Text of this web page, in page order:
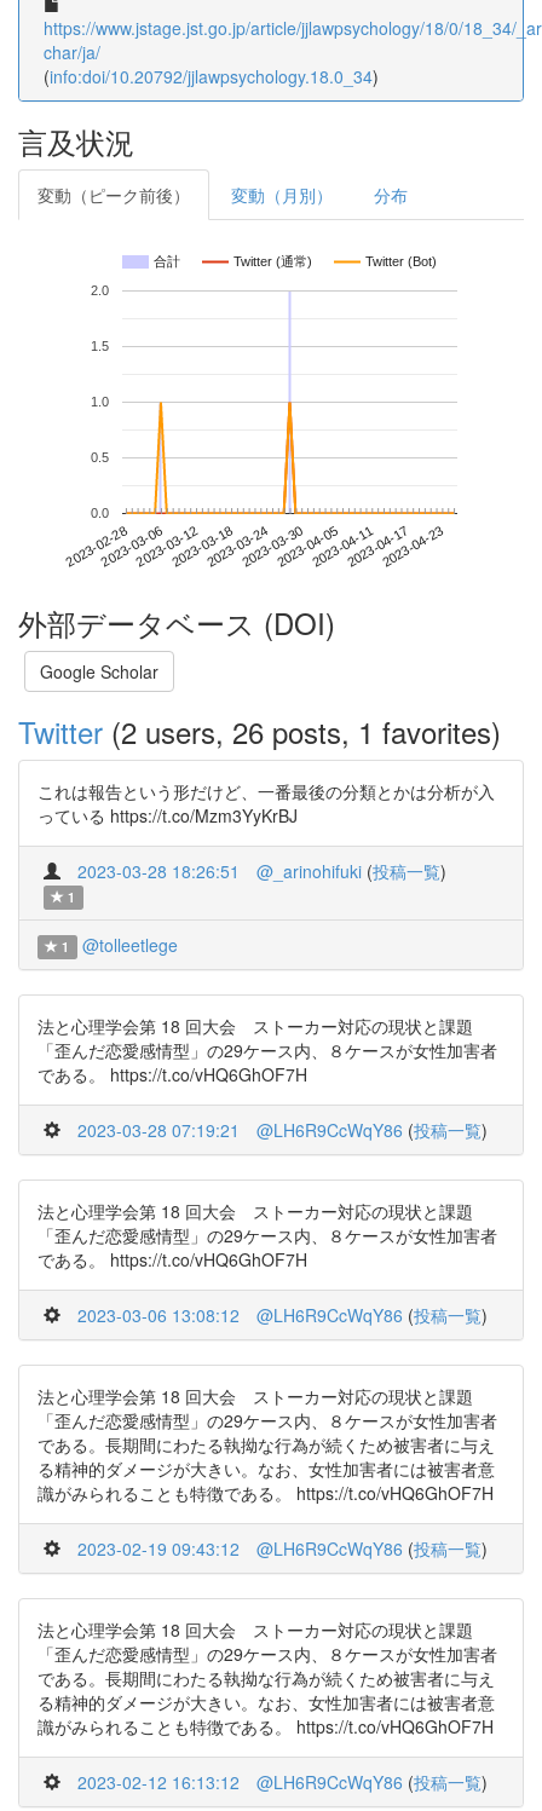
https://www.jstage.jst.go.jp/article/jjlawpsychology/18/0/18_34/
char/ja/
(info:doi/10.20792/jjlawpsychology.18.0_34)
言及状況
変動（ピーク前後） 変動（月別） 分布
合計 Twitter (通常) Twitter (Bot)
2023-02-282023-03-062023-03-122023-03-182023-03-242023-03-302023-04-052023-04-112023-04-172023-04-23
0.0
0.5
1.0
1.5
2.0
外部データベース (DOI)
Google Scholar
Twitter (2 users, 26 posts, 1 favorites)
これは報告という形だけど、一番最後の分類とかは分析が入
っている https://t.co/Mzm3YyKrBJ
2023-03-28 18:26:51 @_arinohifuki (投稿一覧)
1
1 @tolleetlege
法と心理学会第 18 回大会 ストーカー対応の現状と課題
「歪んだ恋愛感情型」の29ケース内、８ケースが女性加害者
である。 https://t.co/vHQ6GhOF7H
2023-03-28 07:19:21 @LH6R9CcWqY86 (投稿一覧)
法と心理学会第 18 回大会 ストーカー対応の現状と課題
「歪んだ恋愛感情型」の29ケース内、８ケースが女性加害者
である。 https://t.co/vHQ6GhOF7H
2023-03-06 13:08:12 @LH6R9CcWqY86 (投稿一覧)
法と心理学会第 18 回大会 ストーカー対応の現状と課題
「歪んだ恋愛感情型」の29ケース内、８ケースが女性加害者
である。長期間にわたる執拗な行為が続くため被害者に与え
る精神的ダメージが大きい。なお、女性加害者には被害者意
識がみられることも特徴である。 https://t.co/vHQ6GhOF7H
2023-02-19 09:43:12 @LH6R9CcWqY86 (投稿一覧)
法と心理学会第 18 回大会 ストーカー対応の現状と課題
「歪んだ恋愛感情型」の29ケース内、８ケースが女性加害者
である。長期間にわたる執拗な行為が続くため被害者に与え
る精神的ダメージが大きい。なお、女性加害者には被害者意
識がみられることも特徴である。 https://t.co/vHQ6GhOF7H
2023-02-12 16:13:12 @LH6R9CcWqY86 (投稿一覧)